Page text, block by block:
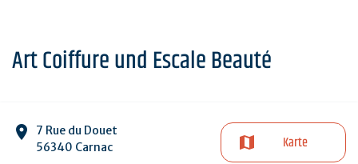
Art Coiffure und Escale Beauté
7 Rue du Douet
56340 Carnac
Karte